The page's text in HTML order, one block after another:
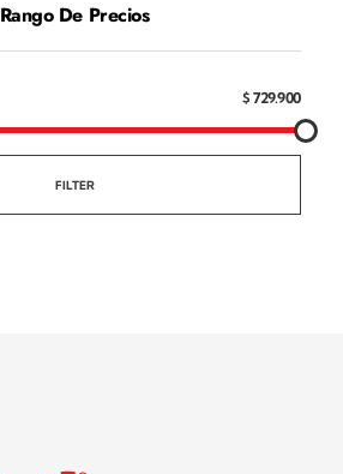
Rango De Precios
$ 729.900
FILTER